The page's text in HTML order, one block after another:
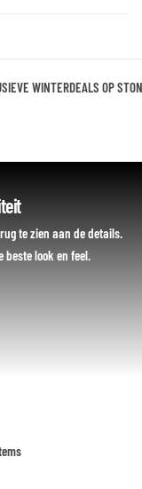
WINTERDEALS OP STONE
te zien aan de details.
beste look en feel.